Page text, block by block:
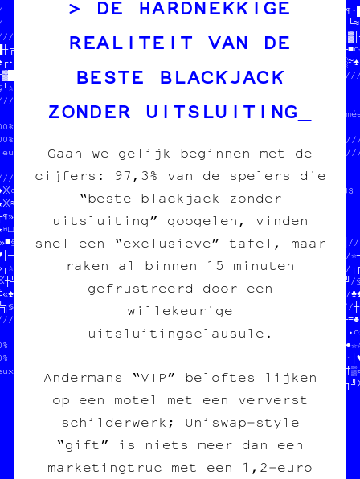
POUR COPIE CARBONE ASBL  ///  JEAN-CHAT   //
///              //
//  //
PAPIER /// CARBONE   //  //
fanzine /// édition
charleroi /// diy    //
//  DONNE-NOUS  //
////////////////////////♥//  TON POGNON  //age
transwallon          //░≡╗♥¶┐»░//  STP MERCI
légal                //└·│♦▒█║█//  JEAN-CHAT
que sur le darkweb  //┼└¤○¶▒│♦//
JEAN-CHAT ET
UE           ////  ONT MANGÉ TOUS LES
HFON=4Z/XRGZO₿OOMIN      ////  EN
C$3 IFSR₿¥R=£3 LES SOUS  ////  HELP
₿WJK₿2M-5S$83O
7E|6₿QC06   XQ        //   //////////////////////┐//
9Y        //  100% transwallon        » //
100% légal                //
mieux que sur le darkweb  ╝/
★/
§///
////
transwallon          ///////////////////////////////////
légal                //////                       //  //
que sur le darkweb  //////  PAPIER /// CARBONE   //  //
//////  fanzine /// édition  //  //
REALITEIT VAN DE
BESTE BLACKJACK
ZONDER UITSLUITING
Gaan we gelijk beginnen met de
cijfers: 97,3% van de spelers die
“beste blackjack zonder
uitsluiting” googelen, vinden
snel een “exclusieve” tafel, maar
raken al binnen 15 minuten
gefrustreerd door een
willekeurige
uitsluitingsclausule.
Andermans “VIP” beloftes lijken
op een motel met een ververst
schilderwerk; Uniswap‑style
“gift” is niets meer dan een
marketingtruc met een 1,2‑euro